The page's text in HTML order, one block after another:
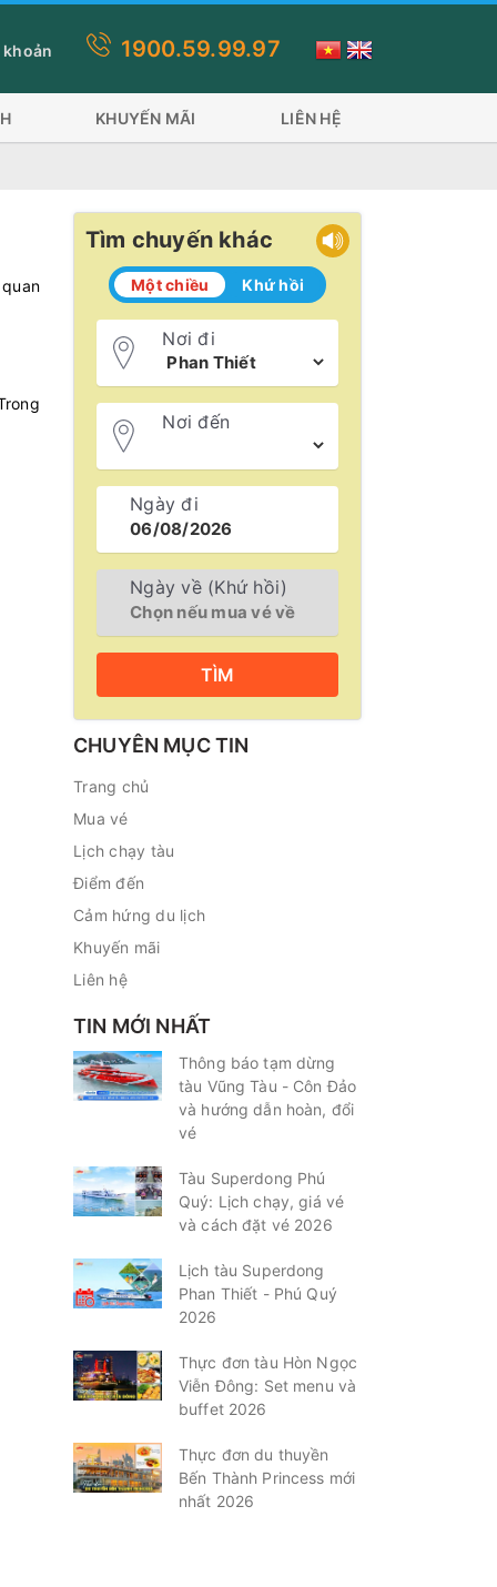
2 phương tiện: Tàu Superdong và tàu Trưng Nhị tàu Đỏ 600
1900.59.99.97
KHUYẾN MÃI LIÊN HỆ
Tìm chuyến khác
Một chiều Khứ hồi
Nơi đi
Nơi đến
Ngày đi
Ngày về (Khứ hồi)
TÌM
CHUYÊN MỤC TIN
Trang chủ
Mua vé
Lịch chạy tàu
Điểm đến
Cảm hứng du lịch
Khuyến mãi
Liên hệ
TIN MỚI NHẤT
Thông báo tạm dừng
tàu Vũng Tàu - Côn Đảo
và hướng dẫn hoàn, đổi
vé
Tàu Superdong Phú
Quý: Lịch chạy, giá vé
và cách đặt vé 2026
Lịch tàu Superdong
Phan Thiết - Phú Quý
2026
Thực đơn tàu Hòn Ngọc
Viễn Đông: Set menu và
buffet 2026
Thực đơn du thuyền
Bến Thành Princess mới
nhất 2026